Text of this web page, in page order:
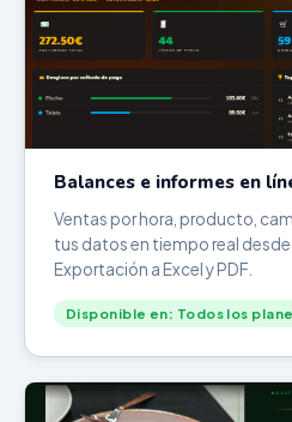
Balances e informes en
Ventas por hora, producto,
tus datos en tiempo real
Exportación a Excel y PDF.
Disponible en: Todos los